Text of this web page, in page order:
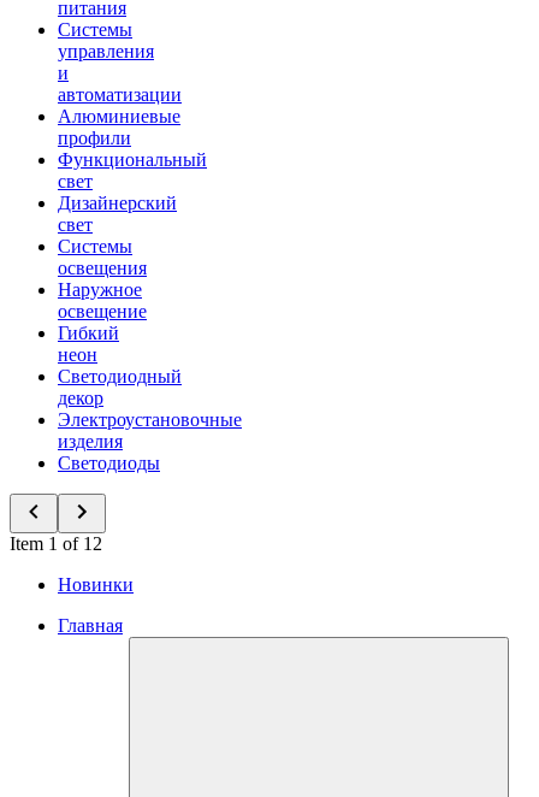
питания
Системы
управления
и
автоматизации
Алюминиевые
профили
Функциональный
свет
Дизайнерский
свет
Системы
освещения
Наружное
освещение
Гибкий
неон
Светодиодный
декор
Электроустановочные
изделия
Светодиоды
Item 1 of 12
Новинки
Главная